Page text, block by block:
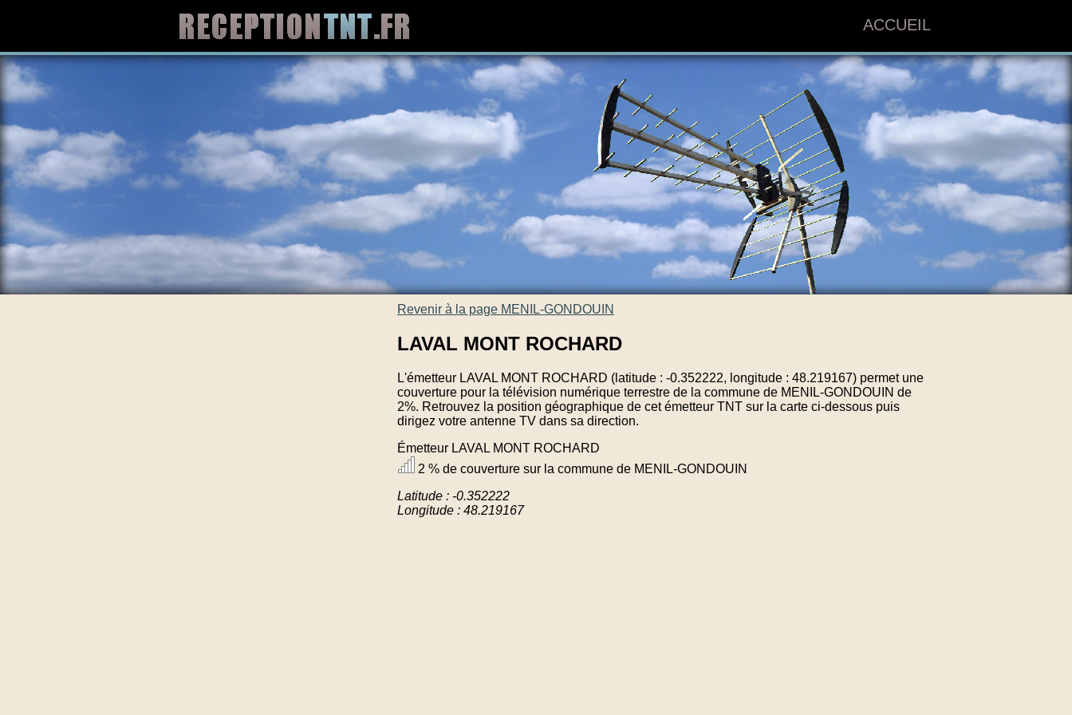
ACCUEIL
Revenir à la page MENIL-GONDOUIN
LAVAL MONT ROCHARD
L'émetteur LAVAL MONT ROCHARD (latitude : -0.352222, longitude : 48.219167) permet une
couverture pour la télévision numérique terrestre de la commune de MENIL-GONDOUIN de
2%. Retrouvez la position géographique de cet émetteur TNT sur la carte ci-dessous puis
dirigez votre antenne TV dans sa direction.
Émetteur LAVAL MONT ROCHARD
2 % de couverture sur la commune de MENIL-GONDOUIN
Latitude : -0.352222
Longitude : 48.219167